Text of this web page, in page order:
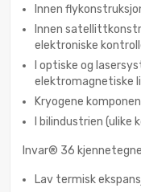
Innen
Innen
elektroniske
I optiske og
elektromagnetiske
Kryogene
I bilindustrien (ulike
Invar® 36
Lav termisk